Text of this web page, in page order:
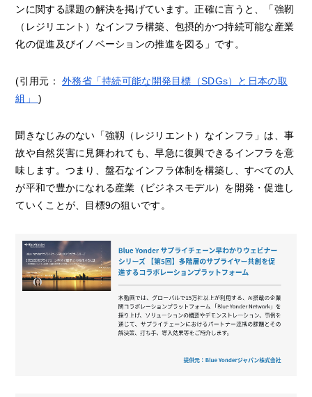
ンに関する課題の解決を掲げています。正確に言うと、「強靭
（レジリエント）なインフラ構築、包摂的かつ持続可能な産業
化の促進及びイノベーションの推進を図る」です。
(引用元：外務省「持続可能な開発目標（SDGs）と日本の取
組」)
聞きなじみのない「強靱（レジリエント）なインフラ」は、事
故や自然災害に見舞われても、早急に復興できるインフラを意
味します。つまり、盤石なインフラ体制を構築し、すべての人
が平和で豊かになれる産業（ビジネスモデル）を開発・促進し
ていくことが、目標9の狙いです。